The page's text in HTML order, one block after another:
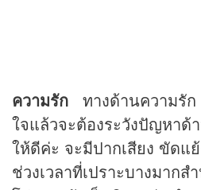
ความรัก
ทางด้านความรั
ใจแล้วจะต้องระวังปัญหาด้
ให้ดีค่ะ จะมีปากเสียง ขัดแ
ช่วงเวลาที่เปราะบางมาก